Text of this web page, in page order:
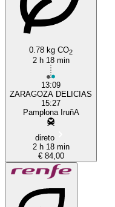
0.78 kg CO2
2 h 18 min
13:09
ZARAGOZA DELICIAS
15:27
Pamplona IruñA
direto
2 h 18 min
€ 84,00